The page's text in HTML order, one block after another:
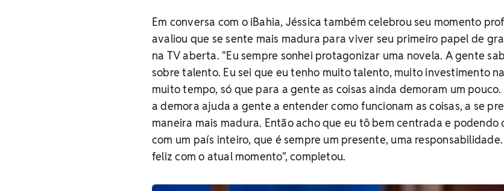
Em conversa com o iBahia, Jéssica também celebrou seu momento
avaliou que se sente mais madura para viver seu primeiro papel de
na TV aberta. "Eu sempre sonhei protagonizar uma novela. A gente
sobre talento. Eu sei que eu tenho muito talento, muito investimento
muito tempo, só que para a gente as coisas ainda demoram um pouco.
a demora ajuda a gente a entender como funcionam as coisas, a se
maneira mais madura. Então acho que eu tô bem centrada e podendo
com um país inteiro, que é sempre um presente, uma
feliz com o atual momento", completou.